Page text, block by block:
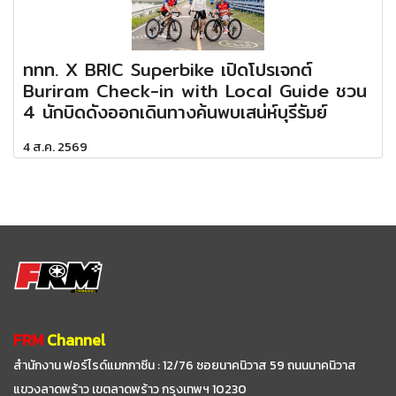
ททท. X BRIC Superbike เปิดโปรเจกต์
Buriram Check-in with Local Guide ชวน
4 นักบิดดังออกเดินทางค้นพบเสน่ห์บุรีรัมย์
4 ส.ค. 2569
FRMChannel
สำนักงาน ฟอร์ไรด์แมกกาซีน : 12/76 ซอยนาคนิวาส 59ถนนนาคนิวาส
แขวงลาดพร้าว เขตลาดพร้าว กรุงเทพฯ 10230